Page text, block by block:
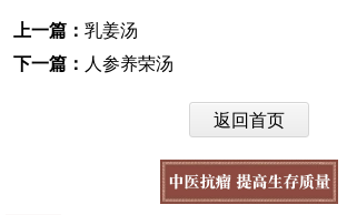
上一篇： 乳姜汤
下一篇： 人参养荣汤
返回首页